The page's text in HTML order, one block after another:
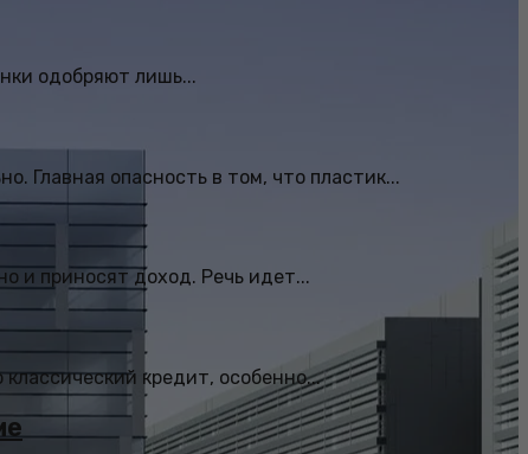
одобряют лишь...
Главная опасность в том, что пластик...
и приносят доход. Речь идет...
кредит, особенно...